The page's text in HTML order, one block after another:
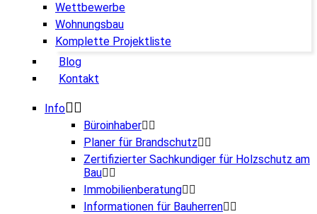
Wettbewerbe
Wohnungsbau
Komplette Projektliste
Blog
Kontakt
Info
Büroinhaber
Planer für Brandschutz
Zertifizierter Sachkundiger für Holzschutz am
Bau
Immobilienberatung
Informationen für Bauherren